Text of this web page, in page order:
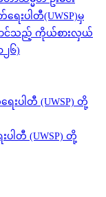
းပါတီ(UWSP)မှ
ောင်သည့် ကိုယ်စားလှယ်
၆)
ပါတီ (UWSP) တို့